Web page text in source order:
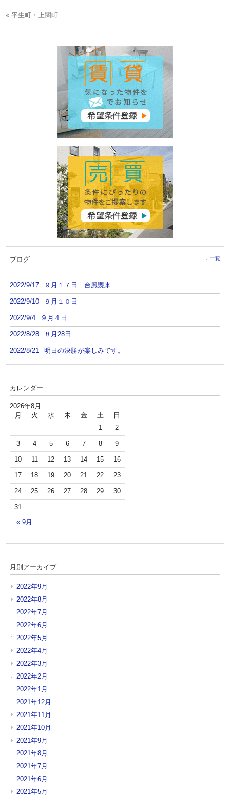
« 平生町・上関町
ブログ 一覧
2022/9/17 ９月１７日 台風襲来
2022/9/10 ９月１０日
2022/9/4 ９月４日
2022/8/28 ８月28日
2022/8/21 明日の決勝が楽しみです。
カレンダー
2026年8月
月 火 水 木 金 土
日
1
2
3 4 5 6 7 8 9
10 11 12 13 14 15 16
17 18 19 20 21 22 23
24 25 26 27 28 29 30
31
« 9月
月別アーカイブ
2022年9月
2022年8月
2022年7月
2022年6月
2022年5月
2022年4月
2022年3月
2022年2月
2022年1月
2021年12月
2021年11月
2021年10月
2021年9月
2021年8月
2021年7月
2021年6月
2021年5月